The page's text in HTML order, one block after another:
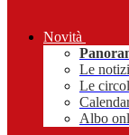
Novità
Le
Le
Albo